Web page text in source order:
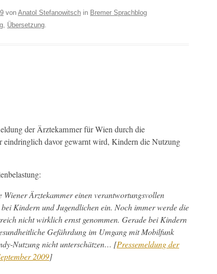
von Anatol Stefanowitsch in Bremer Sprachblog
, Übersetzung.
der Ärztekam­mer für Wien durch die
ein­dringlich davor gewarnt wird, Kindern die Nutzung
Wiener Ärztekam­mer einen ver­ant­wor­tungsvollen
Kindern und Jugendlichen ein. Noch immer werde die
nicht wirk­lich ernst genom­men. Ger­ade bei Kindern
Gefährdung im Umgang mit Mobil­funk
Nutzung nicht unter­schätzen… [Pressemel­dung der
2009]